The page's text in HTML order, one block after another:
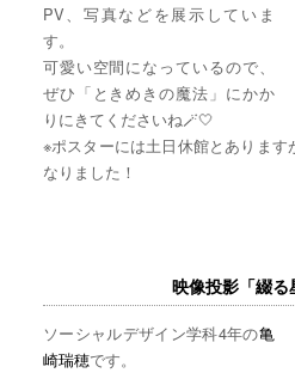
PV、写真などを展示していま
す。
可愛い空間になっているので、
ぜひ「ときめきの魔法」にかか
りにきてくださいね🪄🤍
※ポスターには土日休館とあります
なりました！
映像投影「綴
ソーシャルデザイン学科4年の亀
崎瑞穂です。